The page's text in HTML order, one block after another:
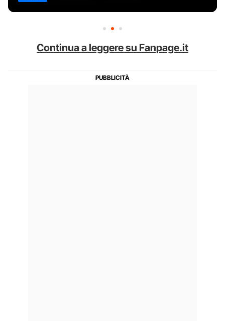
Continua a leggere su Fanpage.it